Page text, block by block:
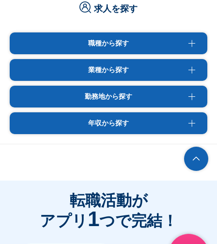
求人を探す
職種から探す
業種から探す
勤務地から探す
年収から探す
転職活動が
アプリ 1つで完結！